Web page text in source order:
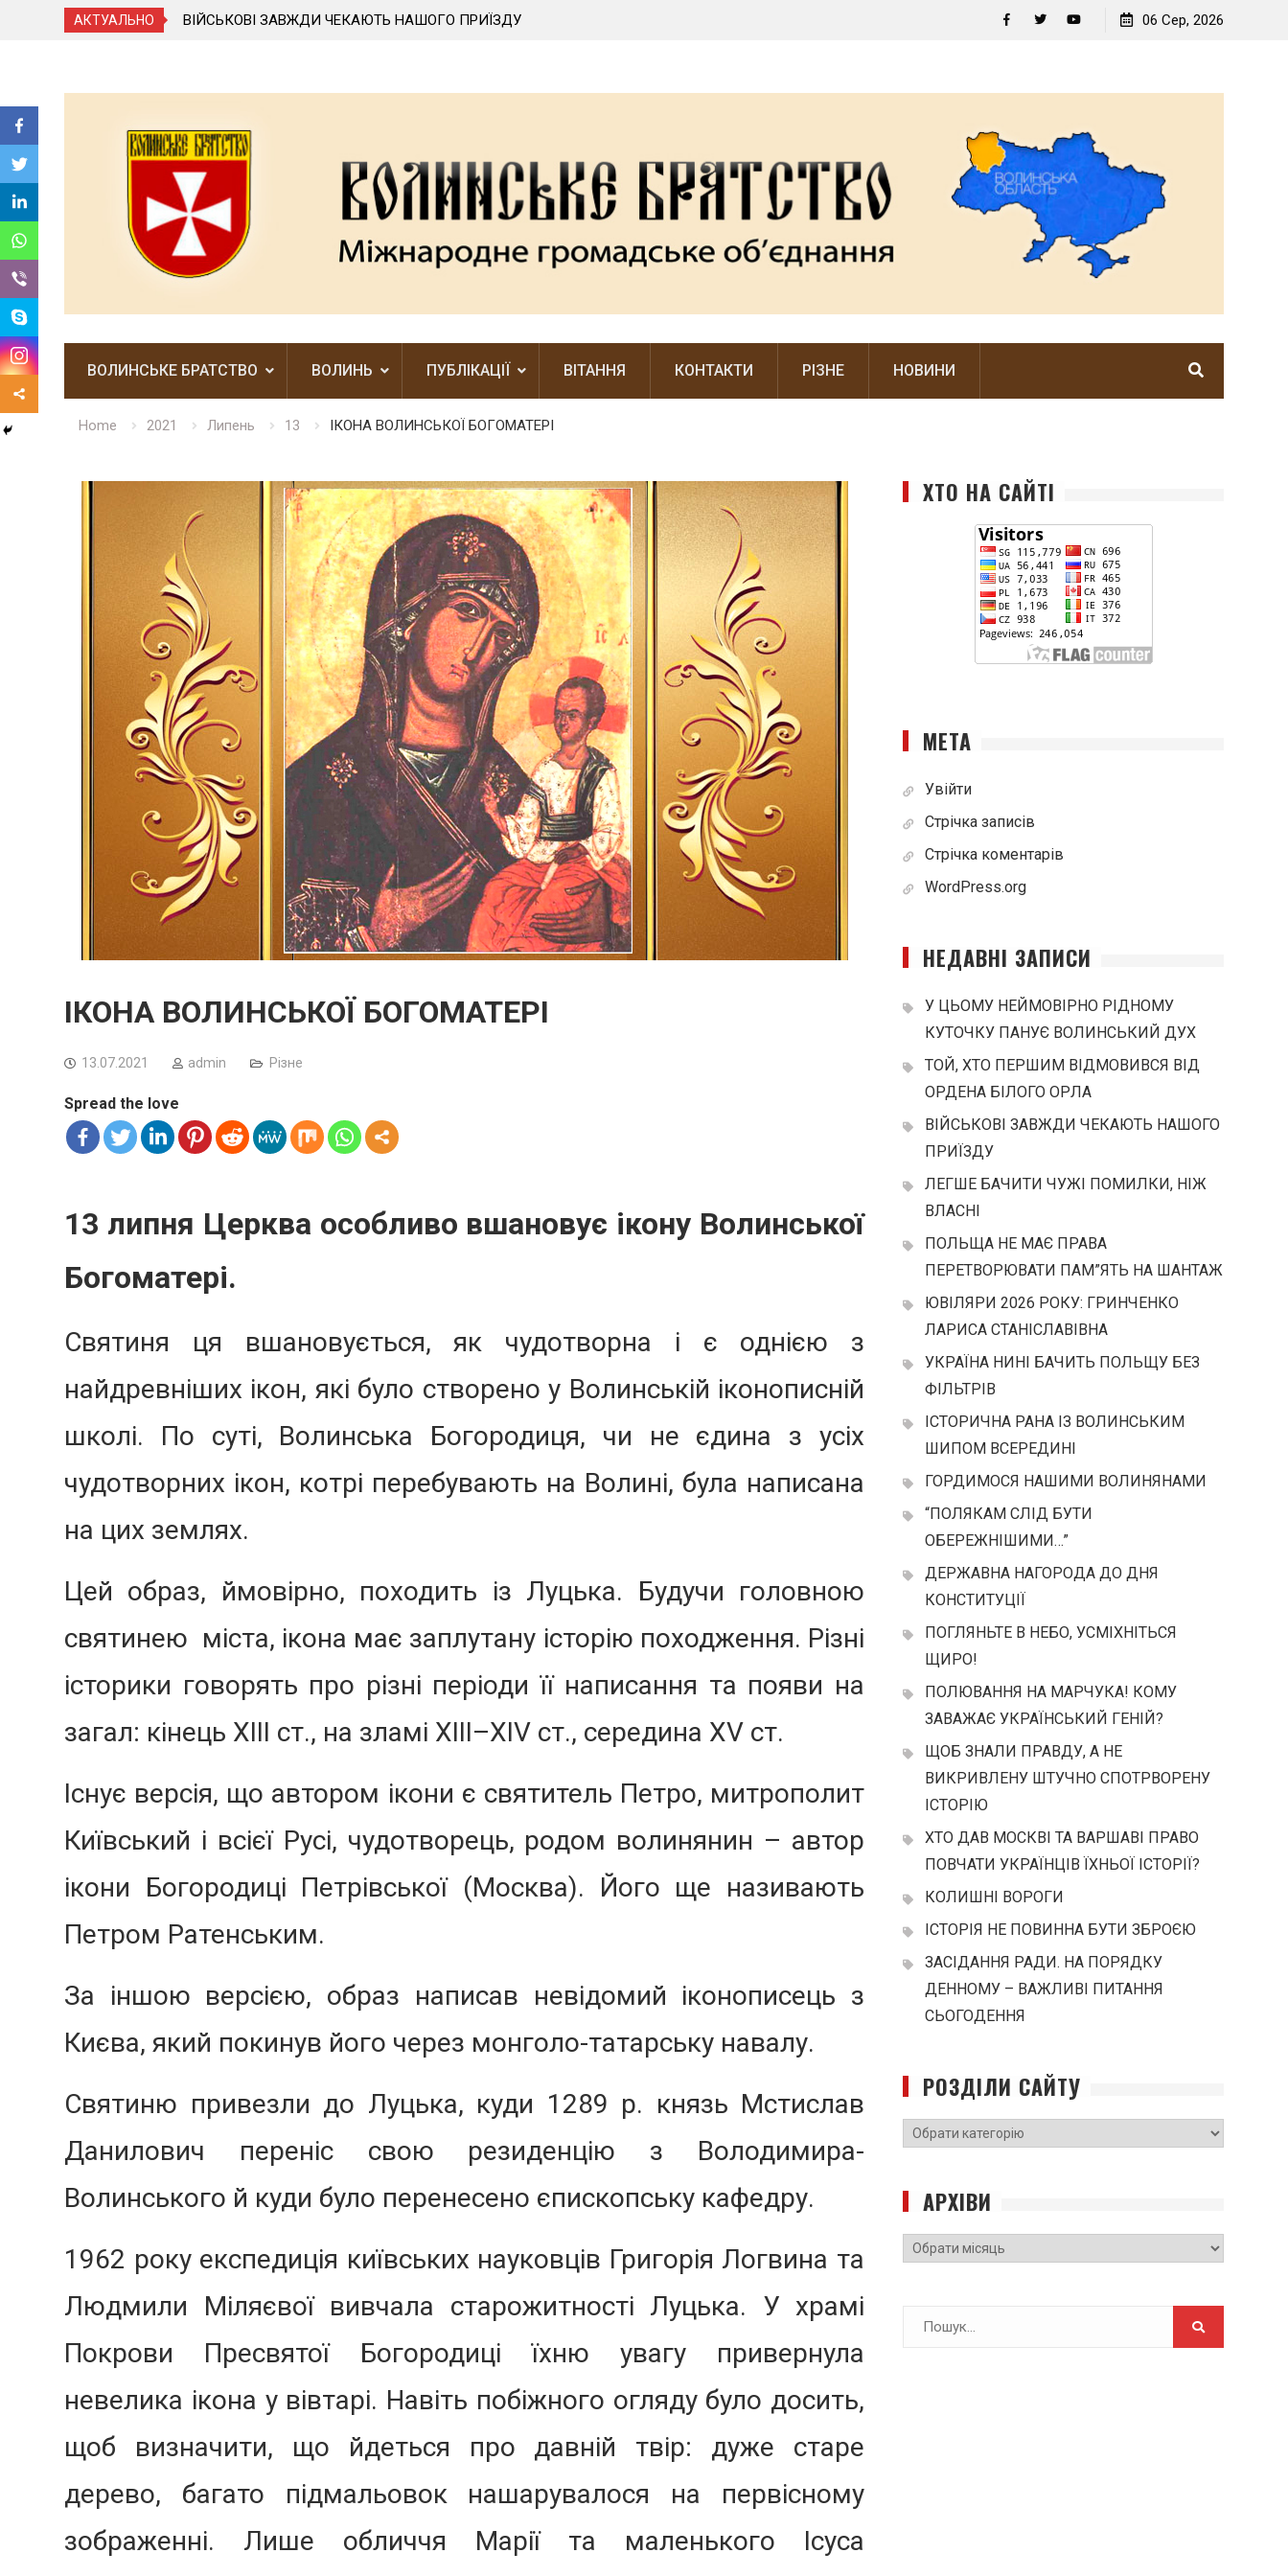
АКТУАЛЬНО
ВІД ОРДЕНА ВІЙСЬКОВІ ЗАВЖДИ ЧЕКАЮТЬ НАШОГО ПРИЇЗДУ
У ЦЬОМУ НЕЙМОВІРНО РІДНОМУ КУТОЧКУ ПАНУЄ
06 Сер, 2026
content
ВОЛИНСЬКЕ БРАТСТВО ВОЛИНЬ ПУБЛІКАЦІЇ ВІТАННЯ КОНТАКТИ РІЗНЕ НОВИНИ
Home 2021 Липень 13 ІКОНА ВОЛИНСЬКОЇ БОГОМАТЕРІ
ІКОНА ВОЛИНСЬКОЇ БОГОМАТЕРІ
13.07.2021 admin Різне
Spread the love
13 липня Церква особливо вшановує ікону Волинської
Богоматері.
Святиня ця вшановується, як чудотворна і є однією з
найдревніших ікон, які було створено у Волинській іконописній
школі. По суті, Волинська Богородиця, чи не єдина з усіх
чудотворних ікон, котрі перебувають на Волині, була написана
на цих землях.
Цей образ, ймовірно, походить із Луцька. Будучи головною
святинею міста, ікона має заплутану історію походження. Різні
історики говорять про різні періоди її написання та появи на
загал: кінець XIII ст., на зламі XIII–XIV ст., середина ХV ст.
Існує версія, що автором ікони є святитель Петро, митрополит
Київський і всієї Русі, чудотворець, родом волинянин – автор
ікони Богородиці Петрівської (Москва). Його ще називають
Петром Ратенським.
За іншою версією, образ написав невідомий іконописець з
Києва, який покинув його через монголо-татарську навалу.
Святиню привезли до Луцька, куди 1289 p. князь Мстислав
Данилович переніс свою резиденцію з Володимира-
Волинського й куди було перенесено єпископську кафедру.
1962 року експедиція київських науковців Григорія Логвина та
Людмили Міляєвої вивчала старожитності Луцька. У храмі
Покрови Пресвятої Богородиці їхню увагу привернула
невелика ікона у вівтарі. Навіть побіжного огляду було досить,
щоб визначити, що йдеться про давній твір: дуже старе
дерево, багато підмальовок нашарувалося на первісному
зображенні. Лише обличчя Марії та маленького Ісуса
ХТО НА САЙТІ
МЕТА
Увійти
Стрічка записів
Стрічка коментарів
WordPress.org
НЕДАВНІ ЗАПИСИ
У ЦЬОМУ НЕЙМОВІРНО РІДНОМУ
КУТОЧКУ ПАНУЄ ВОЛИНСЬКИЙ ДУХ
ТОЙ, ХТО ПЕРШИМ ВІДМОВИВСЯ ВІД
ОРДЕНА БІЛОГО ОРЛА
ВІЙСЬКОВІ ЗАВЖДИ ЧЕКАЮТЬ НАШОГО
ПРИЇЗДУ
ЛЕГШЕ БАЧИТИ ЧУЖІ ПОМИЛКИ, НІЖ
ВЛАСНІ
ПОЛЬЩА НЕ МАЄ ПРАВА
ПЕРЕТВОРЮВАТИ ПАМ”ЯТЬ НА ШАНТАЖ
ЮВІЛЯРИ 2026 РОКУ: ГРИНЧЕНКО
ЛАРИСА СТАНІСЛАВІВНА
УКРАЇНА НИНІ БАЧИТЬ ПОЛЬЩУ БЕЗ
ФІЛЬТРІВ
ІСТОРИЧНА РАНА ІЗ ВОЛИНСЬКИМ
ШИПОМ ВСЕРЕДИНІ
ГОРДИМОСЯ НАШИМИ ВОЛИНЯНАМИ
“ПОЛЯКАМ СЛІД БУТИ
ОБЕРЕЖНІШИМИ…”
ДЕРЖАВНА НАГОРОДА ДО ДНЯ
КОНСТИТУЦІЇ
ПОГЛЯНЬТЕ В НЕБО, УСМІХНІТЬСЯ
ЩИРО!
ПОЛЮВАННЯ НА МАРЧУКА! КОМУ
ЗАВАЖАЄ УКРАЇНСЬКИЙ ГЕНІЙ?
ЩОБ ЗНАЛИ ПРАВДУ, А НЕ
ВИКРИВЛЕНУ ШТУЧНО СПОТРВОРЕНУ
ІСТОРІЮ
ХТО ДАВ МОСКВІ ТА ВАРШАВІ ПРАВО
ПОВЧАТИ УКРАЇНЦІВ ЇХНЬОЇ ІСТОРІЇ?
КОЛИШНІ ВОРОГИ
ІСТОРІЯ НЕ ПОВИННА БУТИ ЗБРОЄЮ
ЗАСІДАННЯ РАДИ. НА ПОРЯДКУ
ДЕННОМУ – ВАЖЛИВІ ПИТАННЯ
СЬОГОДЕННЯ
РОЗДІЛИ САЙТУ
РОЗДІЛИ
АРХІВИ
Архіви
Search